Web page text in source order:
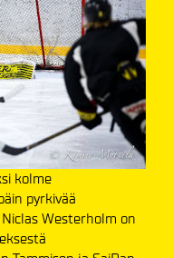
kolme
pyrkivää
Westerholm on